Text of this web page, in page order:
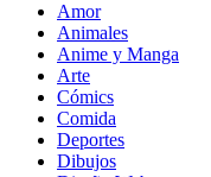
Amor
Animales
Anime y Manga
Arte
Cómics
Comida
Deportes
Dibujos